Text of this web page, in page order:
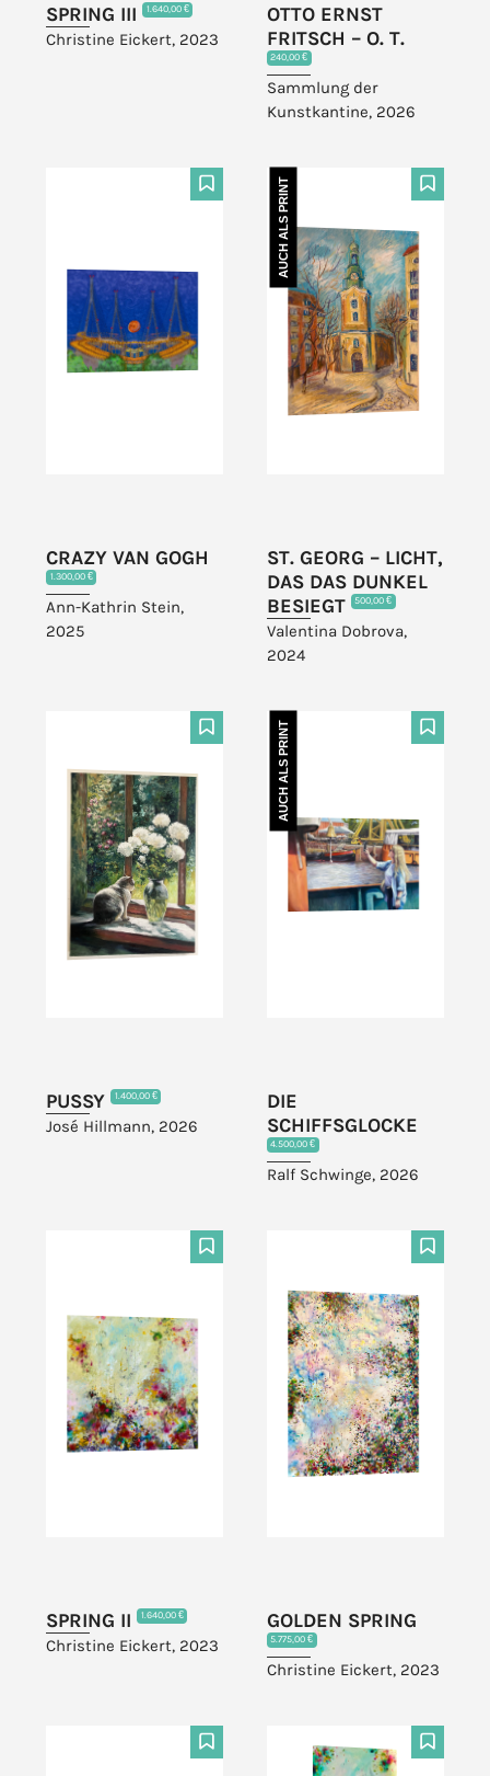
SPRING III 1.640,00 €
Christine Eickert, 2023
OTTO ERNST
FRITSCH – O. T.
240,00 €
Sammlung der
Kunstkantine, 2026
F
CRAZY VAN GOGH
1.300,00 €
Ann-Kathrin Stein,
2025
F
AUCH ALS PRINT
ST. GEORG – LICHT,
DAS DAS DUNKEL
BESIEGT
500,00 €
Valentina Dobrova,
2024
F
PUSSY 1.400,00 €
José Hillmann, 2026
F
AUCH ALS PRINT
DIE
SCHIFFSGLOCKE
4.500,00 €
Ralf Schwinge, 2026
F
SPRING II 1.640,00 €
Christine Eickert, 2023
F
GOLDEN SPRING
5.775,00 €
Christine Eickert, 2023
F F